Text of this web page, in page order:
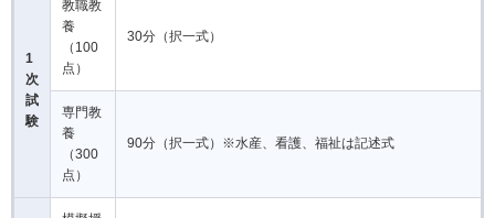
1
次
試
験
教職教
養
（100
点）
30分（択一式）
専門教
養
（300
点）
90分（択一式）※水産、看護、福祉は記述式